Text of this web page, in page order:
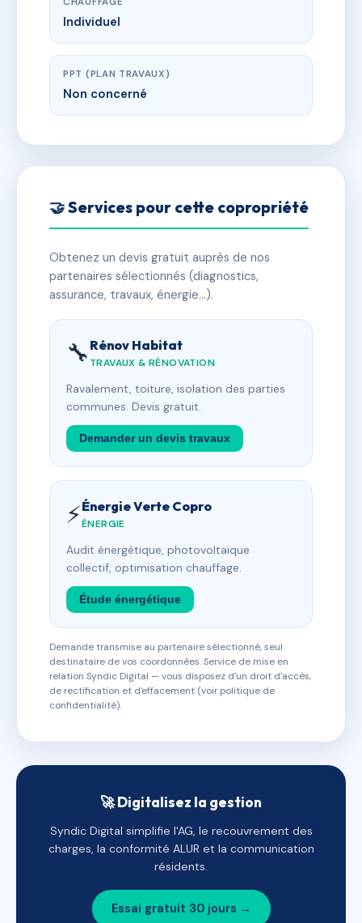
Individuel
PPT (PLAN TRAVAUX)
Non concerné
🤝 Services pour cette copropriété
Obtenez un devis gratuit auprès de nos
partenaires sélectionnés (diagnostics,
assurance, travaux, énergie…).
🔧 Rénov Habitat
TRAVAUX & RÉNOVATION
Ravalement, toiture, isolation des parties
communes. Devis gratuit.
Demander un devis travaux
⚡Énergie Verte Copro
ÉNERGIE
Audit énergétique, photovoltaïque
collectif, optimisation chauffage.
Étude énergétique
Demande transmise au partenaire sélectionné, seul
destinataire de vos coordonnées. Service de mise en
relation Syndic Digital — vous disposez d'un droit d'accès,
de rectification et d'effacement (voir politique de
confidentialité).
🚀 Digitalisez la gestion
Syndic Digital simplifie l'AG, le recouvrement des
charges, la conformité ALUR et la communication
résidents.
Essai gratuit 30 jours →